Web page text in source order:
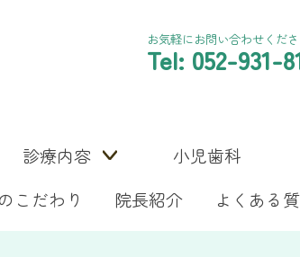
お気軽にお問い合わせくだ
Tel: 052-931-
診療内容 小児歯科
こだわり
院長紹介 よくある